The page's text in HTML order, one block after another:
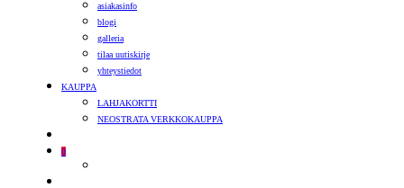
asiakasinfo
blogi
galleria
tilaa uutiskirje
yhteystiedot
KAUPPA
LAHJAKORTTI
NEOSTRATA VERKKOKAUPPA
0